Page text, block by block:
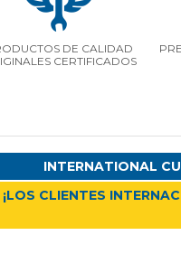
DE CALIDAD
CERTIFICADOS
INTERNATIONAL
¡LOS CLIENTES